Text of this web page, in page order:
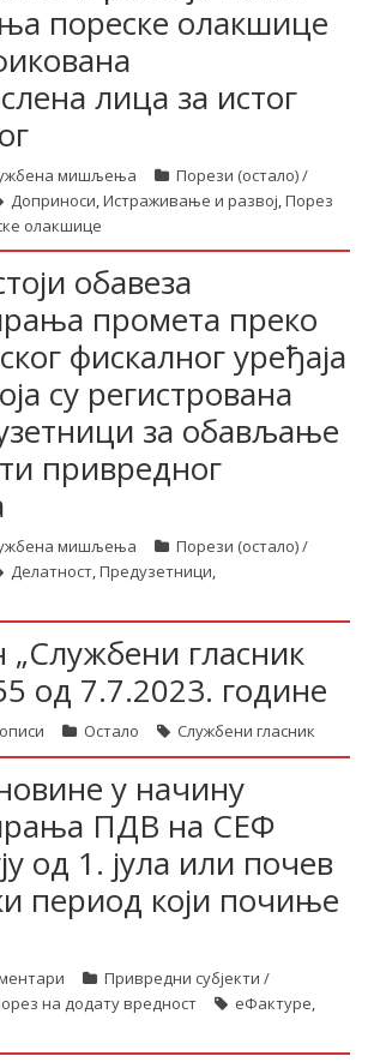
пореске олакшице
лица за истог
мишљења
Порези (остало) /
Доприноси,Истраживање и развој,Порез
олакшице
обавеза
промета преко
фискалног уређаја
су регистрована
за обављање
привредног
мишљења
Порези (остало) /
Делатност,Предузетници,
„Службени гласник
од 7.7.2023. године
Остало Службени гласник
у начину
ПДВ на СЕФ
од 1. јула или почев
период који почиње
Привредни субјекти /
на додату вредност еФактуре,